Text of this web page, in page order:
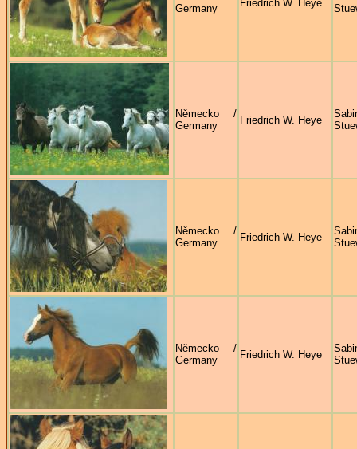
Germany
Friedrich W. Heye
Německo /
Germany
Friedrich W. Heye
Německo /
Germany
Friedrich W. Heye
Německo /
Germany
Friedrich W. Heye